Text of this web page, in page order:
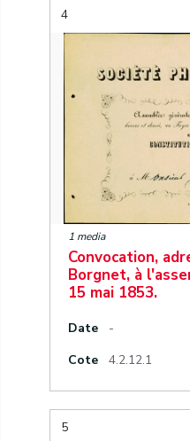
4
1 media
Convocation,
Borgnet, à
15 mai 1853.
Date
-
Cote
4.2.12.1
5